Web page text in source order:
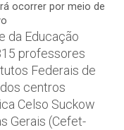
ocorrer por meio de
da Educação
professores
Federais de
centros
Celso Suckow
Gerais (Cefet-